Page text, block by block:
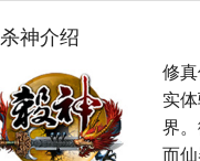
杀神介绍
修
实
界
而